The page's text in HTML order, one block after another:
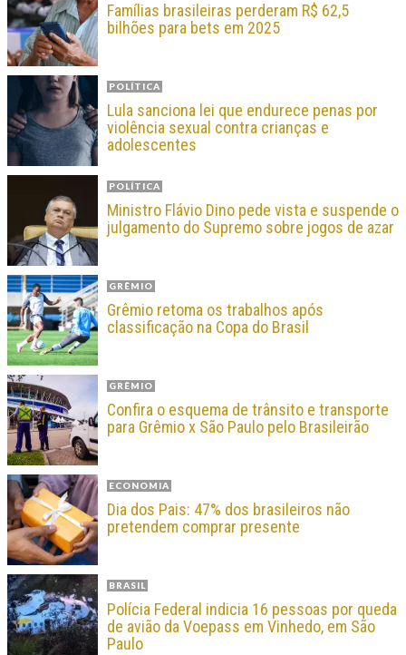
Famílias brasileiras perderam R$ 62,5
bilhões para bets em 2025
POLÍTICA
Lula sanciona lei que endurece penas por
violência sexual contra crianças e
adolescentes
POLÍTICA
Ministro Flávio Dino pede vista e suspende o
julgamento do Supremo sobre jogos de azar
GRÊMIO
Grêmio retoma os trabalhos após
classificação na Copa do Brasil
GRÊMIO
Confira o esquema de trânsito e transporte
para Grêmio x São Paulo pelo Brasileirão
ECONOMIA
Dia dos Pais: 47% dos brasileiros não
pretendem comprar presente
BRASIL
Polícia Federal indicia 16 pessoas por queda
de avião da Voepass em Vinhedo, em São
Paulo